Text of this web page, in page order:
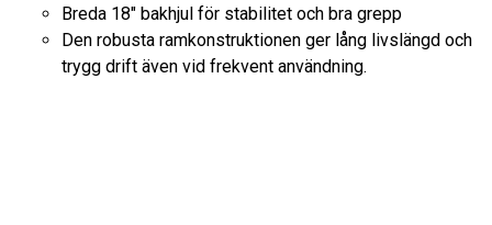
Breda 18" bakhjul för stabilitet och bra grepp
Den robusta ramkonstruktionen ger lång livslängd och
trygg drift även vid frekvent användning.